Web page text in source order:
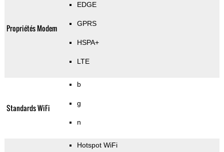
Propriétés Modem
EDGE
GPRS
HSPA+
LTE
Standards WiFi
b
g
n
Hotspot WiFi